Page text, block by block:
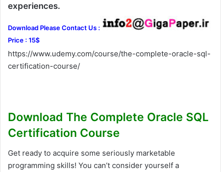
experiences.
Download Please Contact Us :
Price : 15$
https://www.udemy.com/course/the-complete-oracle-sql-
certification-course/
Download The Complete Oracle SQL
Certification Course
Get ready to acquire some seriously marketable
programming skills! You can’t consider yourself a